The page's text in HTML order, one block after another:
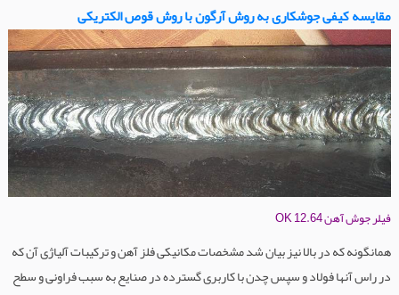
مقایسه کیفی جوشکاری به روش آرگون با روش قوص الکتریکی
فیلر جوش آهن OK 12.64
همانگونه که در بالا نیز بیان شد مشخصات مکانیکی فلز آهن و ترکیبات آلیاژی آن که
در راس آنها فولاد و سپس چدن با کاربری گسترده در صنایع به سبب فراونی و سطح